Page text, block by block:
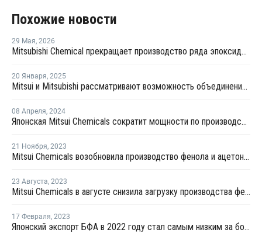
Похожие новости
29 Мая, 2026
Mitsubishi Chemical прекращает производство ряда эпоксидных смол в Японии
20 Января, 2025
Mitsui и Mitsubishi рассматривают возможность объединения поставок фенолосодержащей продукции
08 Апреля, 2024
Японская Mitsui Chemicals сократит мощности по производству фенола
21 Ноября, 2023
Mitsui Chemicals возобновила производство фенола и ацетона в Японии
23 Августа, 2023
Mitsui Chemicals в августе снизила загрузку производства фенола и ацетона в Тибе до 65%
17 Февраля, 2023
Японский экспорт БФА в 2022 году стал самым низким за более чем 5 лет